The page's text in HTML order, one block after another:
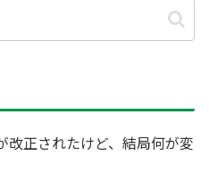
改正されたけど、結局何が変